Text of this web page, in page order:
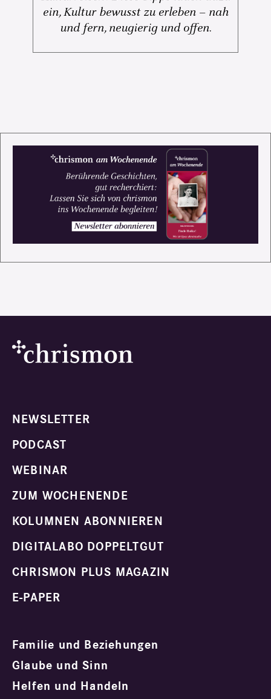
ein, Kultur bewusst zu erleben – nah
und fern, neugierig und offen.
NEWSLETTER
PODCAST
WEBINAR
ZUM WOCHENENDE
KOLUMNEN ABONNIEREN
DIGITALABO DOPPELTGUT
CHRISMON PLUS MAGAZIN
E-PAPER
Familie und Beziehungen
Glaube und Sinn
Helfen und Handeln